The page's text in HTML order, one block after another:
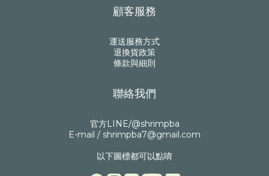
顧客服務
運送服務方式
退換貨政策
條款與細則
聯絡我們
官方LINE/@shrimpba
E-mail / shrimpba7@gmail.com
以下圖標都可以點唷